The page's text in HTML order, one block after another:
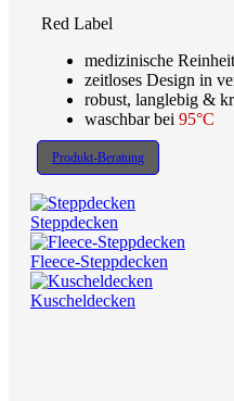
Red Label
medizinische Reinheit
zeitloses Design in
robust, langlebig &
waschbar bei 95°C
Produkt-Beratung
Steppdecken
Fleece-Steppdecken
Kuscheldecken